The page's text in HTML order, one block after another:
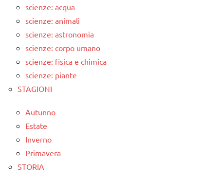
scienze: acqua
scienze: animali
scienze: astronomia
scienze: corpo umano
scienze: fisica e chimica
scienze: piante
STAGIONI
Autunno
Estate
Inverno
Primavera
STORIA